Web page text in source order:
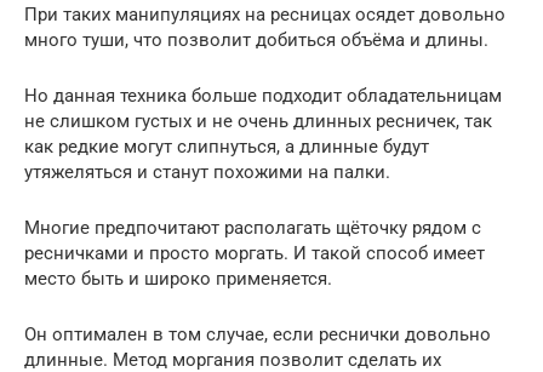
При таких манипуляциях на ресницах осядет довольно
много туши, что позволит добиться объёма и длины.
Но данная техника больше подходит обладательницам
не слишком густых и не очень длинных ресничек, так
как редкие могут слипнуться, а длинные будут
утяжеляться и станут похожими на палки.
Многие предпочитают располагать щёточку рядом с
ресничками и просто моргать. И такой способ имеет
место быть и широко применяется.
Он оптимален в том случае, если реснички довольно
длинные. Метод моргания позволит сделать их